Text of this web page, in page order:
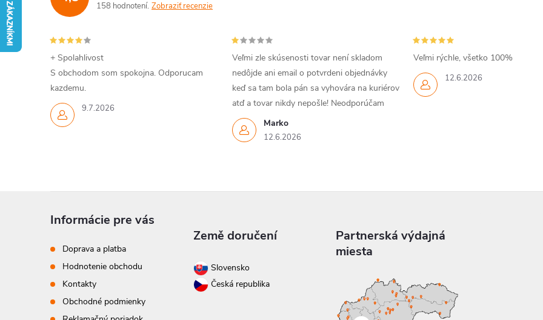
158 hodnotení Zobraziť recenzie
9.7.2026
+ Spolahlivost
S obchodom som spokojna. Odporucam
kazdemu.
Marko
12.6.2026
Veľmi zle skúsenosti tovar není skladom
nedôjde ani email o potvrdeni objednávky
keď sa tam bola pán sa vyhovára na kuriérov
atď a tovar nikdy nepošle! Neodporúčam
12.6.2026
Veľmi rýchle, všetko 100%
Informácie pre vás
Doprava a platba
Hodnotenie obchodu
Kontakty
Obchodné podmienky
Země doručení
Slovensko
Česká republika
Partnerská výdajná
miesta